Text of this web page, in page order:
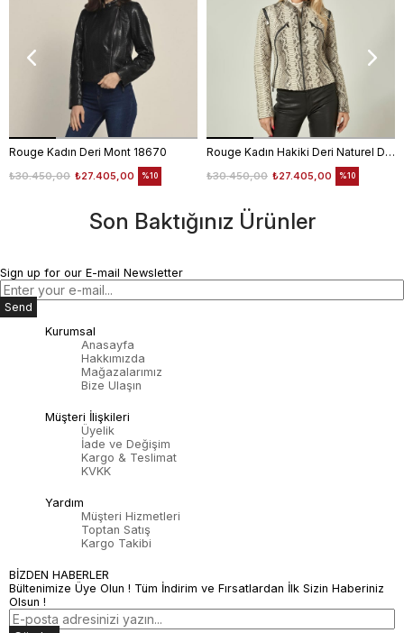
Rouge Kadın Deri Mont 18670
₺27.405,00
₺30.450,00 %10
Rouge Kadın Hakiki Deri Naturel Deri Mont
₺27.405,00
₺30.450,00 %10
Son Baktığınız Ürünler
Sign up for our E-mail Newsletter
Send
Kurumsal
Anasayfa
Hakkımızda
Mağazalarımız
Bize Ulaşın
Müşteri İlişkileri
Üyelik
İade ve Değişim
Kargo & Teslimat
KVKK
Yardım
Müşteri Hizmetleri
Toptan Satış
Kargo Takibi
BİZDEN HABERLER
Bültenimize Üye Olun ! Tüm İndirim ve Fırsatlardan İlk Sizin Haberiniz
Olsun !